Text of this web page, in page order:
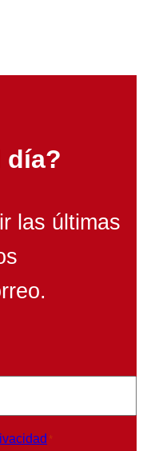
día?
las últimas
*